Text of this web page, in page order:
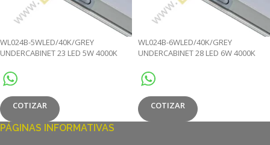
WL024B-5WLED/40K/GREY
UNDERCABINET 23 LED 5W 4000K
COTIZAR
WL024B-6WLED/40K/GREY
UNDERCABINET 28 LED 6W 4000K
COTIZAR
PÁGINAS INFORMATIVAS